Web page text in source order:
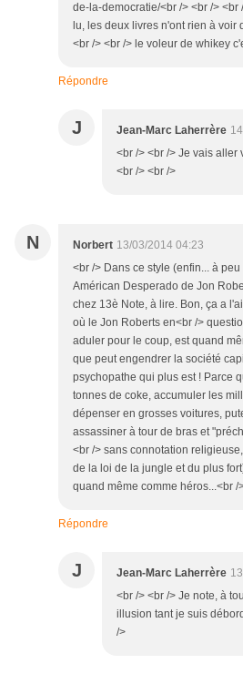
de-la-democratie/<br /> <br /> <br
lu, les deux livres n'ont rien à voir
<br /> <br /> le voleur de whikey
Répondre
J Jean-Marc Laherrère
<br /> <br /> Je vais aller
<br /> <br />
N Norbert 13/03/2014 04:23
<br /> Dans ce style (enfin... à
Américan Desperado de Jon
chez 13è Note, à lire. Bon, ça a
où le Jon Roberts en<br />
aduler pour le coup, est quand
que peut engendrer la société
psychopathe qui plus est ! Parce
tonnes de coke, accumuler les
dépenser en grosses voitures,
assassiner à tour de bras et
<br /> sans connotation
de la loi de la jungle et du plus
quand même comme héros...<br /
Répondre
J Jean-Marc Laherrère
<br /> <br /> Je note, à
illusion tant je suis
/>